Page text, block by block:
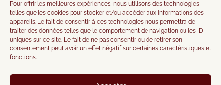
Pour offrir les meilleures expériences, nous utilisons des technologies
telles que les cookies pour stocker et/ou accéder aux informations des
appareils. Le fait de consentir à ces technologies nous permettra de
traiter des données telles que le comportement de navigation ou les ID
uniques sur ce site. Le fait de ne pas consentir ou de retirer son
consentement peut avoir un effet négatif sur certaines caractéristiques et
fonctions.